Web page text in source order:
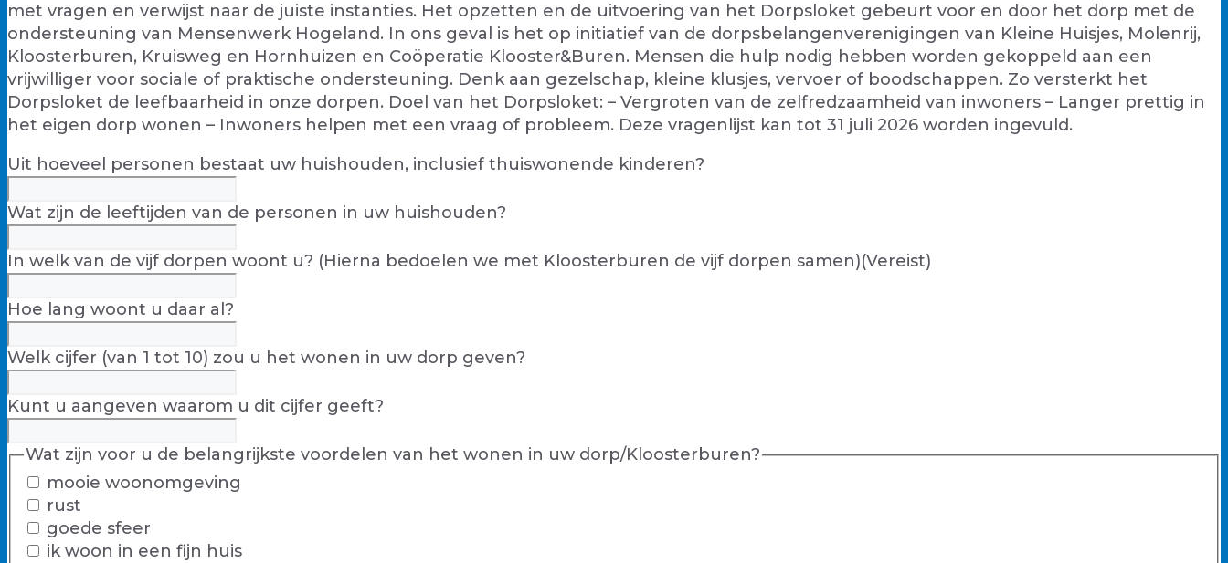
met vragen en verwijst naar de juiste instanties. Het opzetten en de uitvoering van het Dorpsloket gebeurt voor en door het dorp met de
ondersteuning van Mensenwerk Hogeland. In ons geval is het op initiatief van de dorpsbelangenverenigingen van Kleine Huisjes, Molenrij,
Kloosterburen, Kruisweg en Hornhuizen en Coöperatie Klooster&Buren. Mensen die hulp nodig hebben worden gekoppeld aan een
vrijwilliger voor sociale of praktische ondersteuning. Denk aan gezelschap, kleine klusjes, vervoer of boodschappen. Zo versterkt het
Dorpsloket de leefbaarheid in onze dorpen. Doel van het Dorpsloket: – Vergroten van de zelfredzaamheid van inwoners – Langer prettig in
het eigen dorp wonen – Inwoners helpen met een vraag of probleem. Deze vragenlijst kan tot 31 juli 2026 worden ingevuld.
Uit hoeveel personen bestaat uw huishouden, inclusief thuiswonende kinderen?
Wat zijn de leeftijden van de personen in uw huishouden?
In welk van de vijf dorpen woont u? (Hierna bedoelen we met Kloosterburen de vijf dorpen samen)(Vereist)
Hoe lang woont u daar al?
Welk cijfer (van 1 tot 10) zou u het wonen in uw dorp geven?
Kunt u aangeven waarom u dit cijfer geeft?
Wat zijn voor u de belangrijkste voordelen van het wonen in uw dorp/Kloosterburen?
mooie woonomgeving
rust
goede sfeer
ik woon in een fijn huis